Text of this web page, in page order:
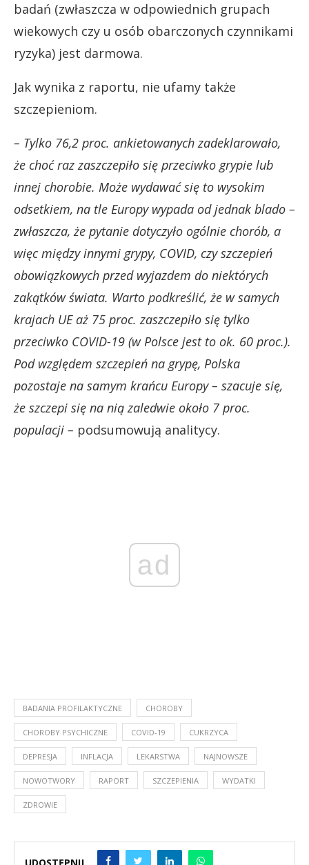
badań (zwłaszcza w odpowiednich grupach
wiekowych czy u osób obarczonych czynnikami
ryzyka) jest darmowa.
Jak wynika z raportu, nie ufamy także
szczepieniom.
– Tylko 76,2 proc. ankietowanych zadeklarowało,
że choć raz zaszczepiło się przeciwko grypie lub
innej chorobie. Może wydawać się to wysokim
odsetkiem, na tle Europy wypada od jednak blado –
zwłaszcza, że pytanie dotyczyło ogólnie chorób, a
więc między innymi grypy, COVID, czy szczepień
obowiązkowych przed wyjazdem do niektórych
zakątków świata. Warto podkreślić, że w samych
krajach UE aż 75 proc. zaszczepiło się tylko
przeciwko COVID-19 (w Polsce jest to ok. 60 proc.).
Pod względem szczepień na grypę, Polska
pozostaje na samym krańcu Europy – szacuje się,
że szczepi się na nią zaledwie około 7 proc.
populacji – podsumowują analitycy.
ad
BADANIA PROFILAKTYCZNE CHOROBY
CHOROBY PSYCHICZNE COVID-19 CUKRZYCA
DEPRESJA INFLACJA LEKARSTWA NAJNOWSZE
NOWOTWORY RAPORT SZCZEPIENIA WYDATKI
ZDROWIE
UDOSTĘPNIJ